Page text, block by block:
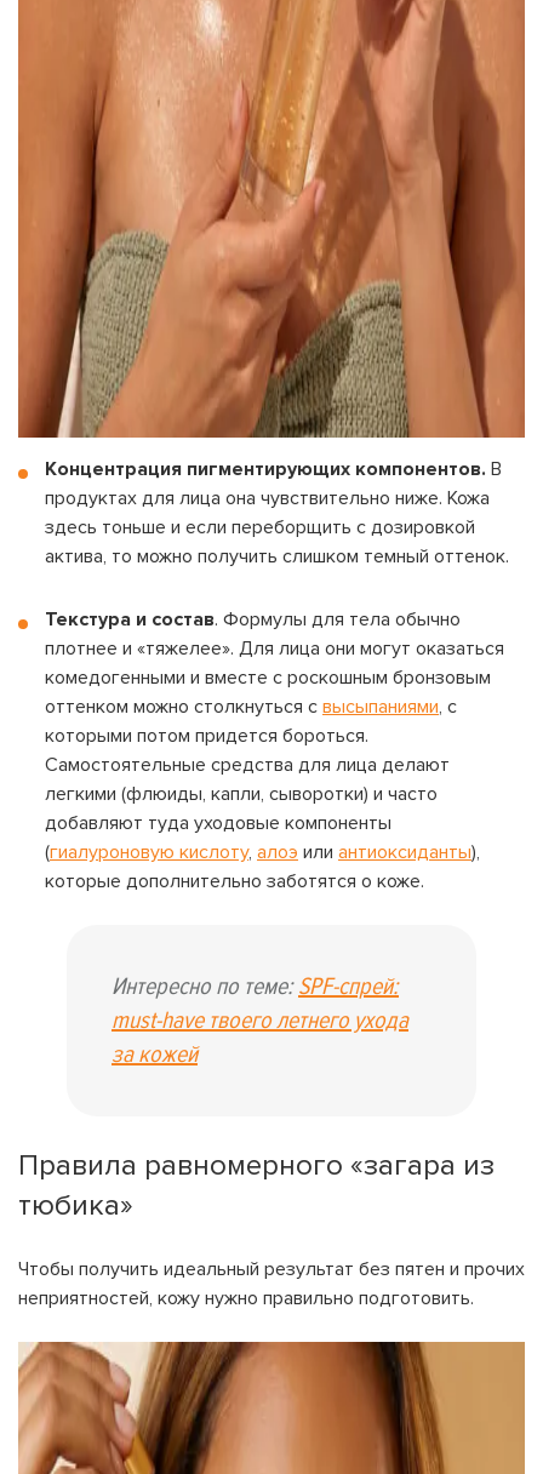
Концентрация пигментирующих компонентов. В
продуктах для лица она чувствительно ниже. Кожа
здесь тоньше и если переборщить с дозировкой
актива, то можно получить слишком темный оттенок.
Текстура и состав. Формулы для тела обычно
плотнее и «тяжелее». Для лица они могут оказаться
комедогенными и вместе с роскошным бронзовым
оттенком можно столкнуться с высыпаниями, с
которыми потом придется бороться.
Самостоятельные средства для лица делают
легкими (флюиды, капли, сыворотки) и часто
добавляют туда уходовые компоненты
(гиалуроновую кислоту, алоэ или антиоксиданты),
которые дополнительно заботятся о коже.
Интересно по теме:SPF-спрей:
must-have твоего летнего ухода
за кожей
Правила равномерного «загара из
тюбика»
Чтобы получить идеальный результат без пятен и прочих
неприятностей, кожу нужно правильно подготовить.
Имя пользователя:
Бонусов на счету:
Кэшбек-бонусов на счету:
Авторизация
ВОЙТИ С ПОМОЩЬЮ СМС
На вашем счету бонусов